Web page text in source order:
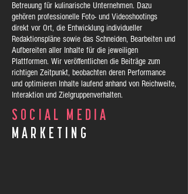
Betreuung für kulinarische Unternehmen. Dazu
gehören professionelle Foto- und Videoshootings
direkt vor Ort, die Entwicklung individueller
Redaktionspläne sowie das Schneiden, Bearbeiten und
Aufbereiten aller Inhalte für die jeweiligen
Plattformen. Wir veröffentlichen die Beiträge zum
richtigen Zeitpunkt, beobachten deren Performance
und optimieren Inhalte laufend anhand von Reichweite,
Interaktion und Zielgruppenverhalten.
SOCIAL MEDIA
MARKETING